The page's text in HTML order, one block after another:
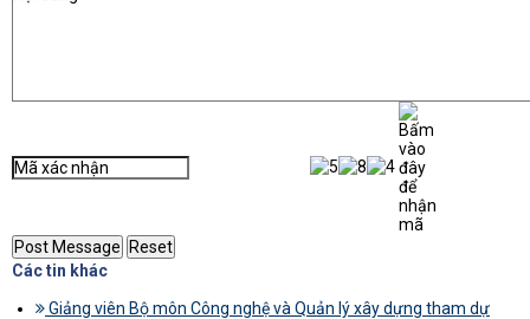
Các tin khác
Giảng viên Bộ môn Công nghệ và Quản lý xây dựng tham dự